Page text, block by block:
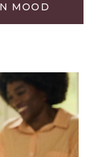
MOOD